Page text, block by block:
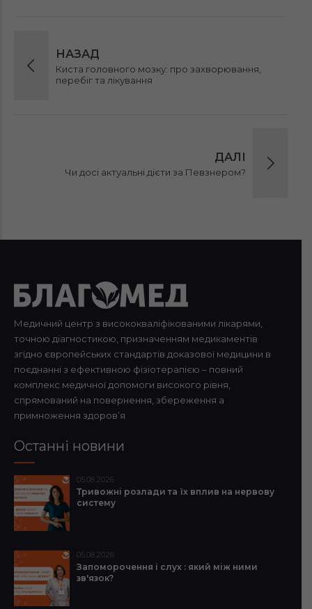
НАЗАД
Киста головного мозку: про захворювання,
перебіг та лікування
ДАЛІ
Чи досі актуальні дієти за Певзнером?
Медичний центр з висококваліфікованими лікарями,
точною діагностикою, призначенням медикаментів
згідно європейських стандартів доказової медицини в
поєднанні з ефективною фізіотерапією – повний
комплекс медичної допомоги високого рівня,
спрямований на повернення, збереження а
примноження здоров’я
Останні новини
05.08.2026
Тривожні розлади та їх вплив на нервову
систему
05.08.2026
Запоморочення і слух : який між ними
зв'язок?